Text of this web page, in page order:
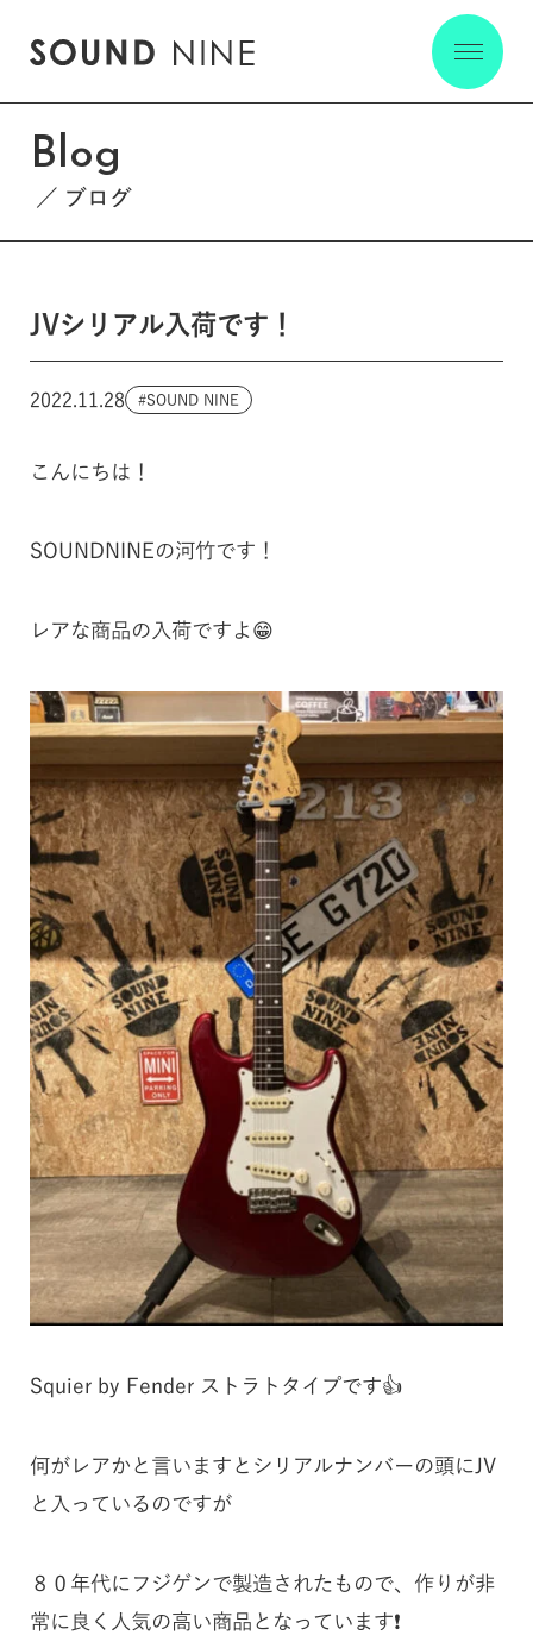
Blog
ブログ
JVシリアル入荷です！
2022.11.28 SOUND NINE
こんにちは！
SOUNDNINEの河竹です！
レアな商品の入荷ですよ😁
Squier by Fender ストラトタイプです👍
何がレアかと言いますとシリアルナンバーの頭にJV
と入っているのですが
８０年代にフジゲンで製造されたもので、作りが非
常に良く人気の高い商品となっています❗️